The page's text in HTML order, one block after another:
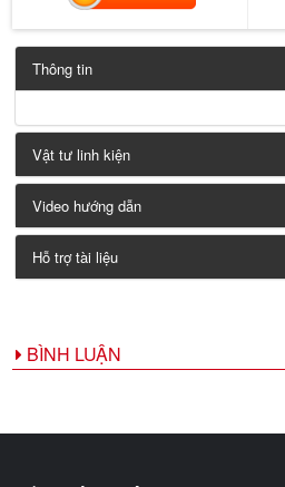
Thông tin
Vật tư linh kiện
Video hướng dẫn
Hỗ trợ tài liệu
BÌNH LUẬN